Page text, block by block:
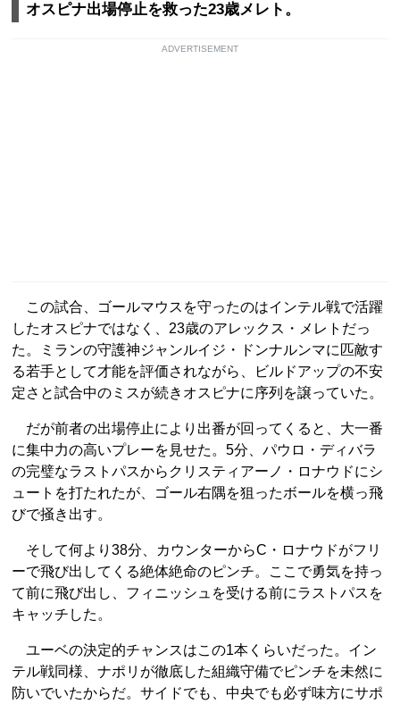
オスピナ出場停止を救った23歳メレト。
ADVERTISEMENT
この試合、ゴールマウスを守ったのはインテル戦で活躍
したオスピナではなく、23歳のアレックス・メレトだっ
た。ミランの守護神ジャンルイジ・ドンナルンマに匹敵す
る若手として才能を評価されながら、ビルドアップの不安
定さと試合中のミスが続きオスピナに序列を譲っていた。
だが前者の出場停止により出番が回ってくると、大一番
に集中力の高いプレーを見せた。5分、パウロ・ディバラ
の完璧なラストパスからクリスティアーノ・ロナウドにシ
ュートを打たれたが、ゴール右隅を狙ったボールを横っ飛
びで掻き出す。
そして何より38分、カウンターからC・ロナウドがフリ
ーで飛び出してくる絶体絶命のピンチ。ここで勇気を持っ
て前に飛び出し、フィニッシュを受ける前にラストパスを
キャッチした。
ユーベの決定的チャンスはこの1本くらいだった。イン
テル戦同様、ナポリが徹底した組織守備でピンチを未然に
防いでいたからだ。サイドでも、中央でも必ず味方にサポ